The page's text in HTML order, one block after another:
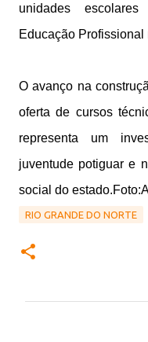
unidades
Educação Profissional
O avanço na
oferta de cursos
representa um
juventude potiguar e
social do estado.
RIO GRANDE DO NORTE